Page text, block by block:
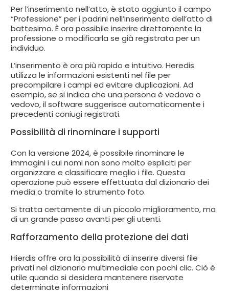
Per l’inserimento nell’atto, è stato aggiunto il campo
“Professione” per i padrini nell’inserimento dell’atto di
battesimo. È ora possibile inserire direttamente la
professione o modificarla se già registrata per un
individuo.
L’inserimento è ora più rapido e intuitivo. Heredis
utilizza le informazioni esistenti nel file per
precompilare i campi ed evitare duplicazioni. Ad
esempio, se si indica che una persona è vedova o
vedovo, il software suggerisce automaticamente i
precedenti coniugi registrati.
Possibilità di rinominare i supporti
Con la versione 2024, è possibile rinominare le
immagini i cui nomi non sono molto espliciti per
organizzare e classificare meglio i file. Questa
operazione può essere effettuata dal dizionario dei
media o tramite lo strumento foto.
Si tratta certamente di un piccolo miglioramento, ma
di un grande passo avanti per gli utenti.
Rafforzamento della protezione dei dati
Hierdis offre ora la possibilità di inserire diversi file
privati nel dizionario multimediale con pochi clic. Ciò è
utile quando si desidera mantenere riservate
determinate informazioni